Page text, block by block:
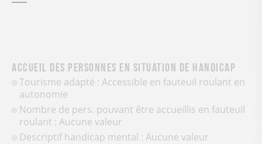
Accueil des personnes en situation de handicap
Tourisme adapté : Accessible en fauteuil roulant en
autonomie
Nombre de pers. pouvant être accueillis en fauteuil
roulant : Aucune valeur
Descriptif handicap mental : Aucune valeur